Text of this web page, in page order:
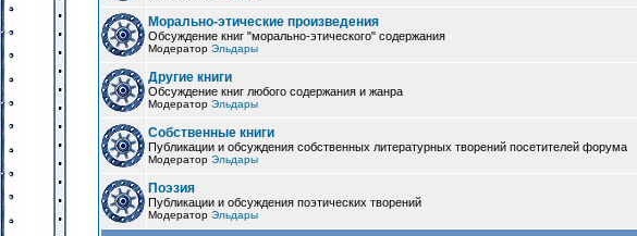
Морально-этические произведения
Обсуждение книг "морально-этического" содержания
Модератор Эльдары
Другие книги
Обсуждение книг любого содержания и жанра
Модератор Эльдары
Собственные книги
Публикации и обсуждения собственных литературных творений посетителей форума
Модератор Эльдары
Поэзия
Публикации и обсуждения поэтических творений
Модератор Эльдары